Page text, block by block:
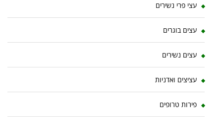
עצי פרי נשירים
עצים בוגרים
עצים נשירים
עציצים ואדניות
פירות טרופים